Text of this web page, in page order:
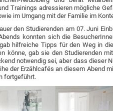
Trainings adressieren mögliche
im Umgang mit der Familie im
den Studierenden am 07. Juni
konnten sich die
hilfreiche Tipps für den Weg in
könne, gab sie den Studierenden
notwendig sei, aber dass dieser
der Erzählcafés an diesem Abend
fortgeführt.